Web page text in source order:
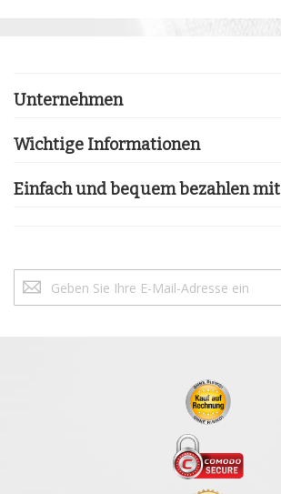
Unternehmen
Wichtige Informationen
Einfach und bequem bezahlen mit
Sie
sich